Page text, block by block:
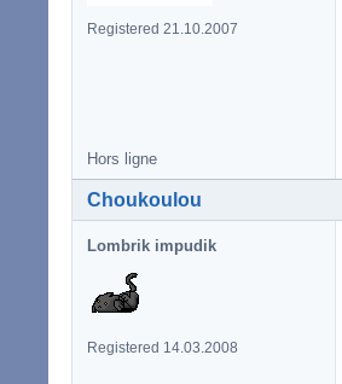
Registered 21.10.2007
Hors ligne
Choukoulou
Lombrik impudik
Registered 14.03.2008